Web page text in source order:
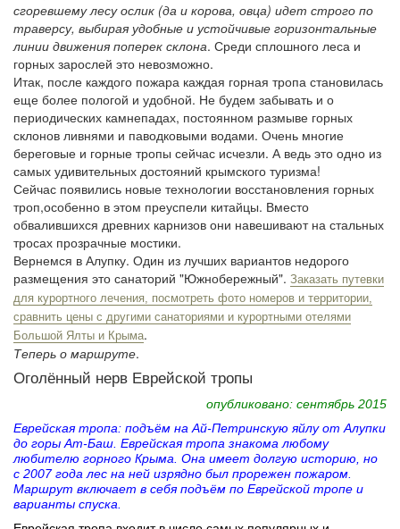
сгоревшему лесу ослик (да и корова, овца) идет строго по
траверсу, выбирая удобные и устойчивые горизонтальные
линии движения поперек склона. Среди сплошного леса и
горных зарослей это невозможно.
Итак, после каждого пожара каждая горная тропа становилась
еще более пологой и удобной. Не будем забывать и о
периодических камнепадах, постоянном размыве горных
склонов ливнями и паводковыми водами. Очень многие
береговые и горные тропы сейчас исчезли. А ведь это одно из
самых удивительных достояний крымского туризма!
Сейчас появились новые технологии восстановления горных
троп,особенно в этом преуспели китайцы. Вместо
обвалившихся древних карнизов они навешивают на стальных
тросах прозрачные мостики.
Вернемся в Алупку. Один из лучших вариантов недорого
размещения это санаторий "Южнобережный". Заказать путевки
для курортного лечения, посмотреть фото номеров и территории,
сравнить цены с другими санаториями и курортными отелями
Большой Ялты и Крыма.
Теперь о маршруте.
Оголённый нерв Еврейской тропы
опубликовано: сентябрь 2015
Еврейская тропа: подъём на Ай-Петринскую яйлу от Алупки
до горы Ат-Баш. Еврейская тропа знакома любому
любителю горного Крыма. Она имеет долгую историю, но
с 2007 года лес на ней изрядно был прорежен пожаром.
Маршрут включает в себя подъём по Еврейской тропе и
варианты спуска.